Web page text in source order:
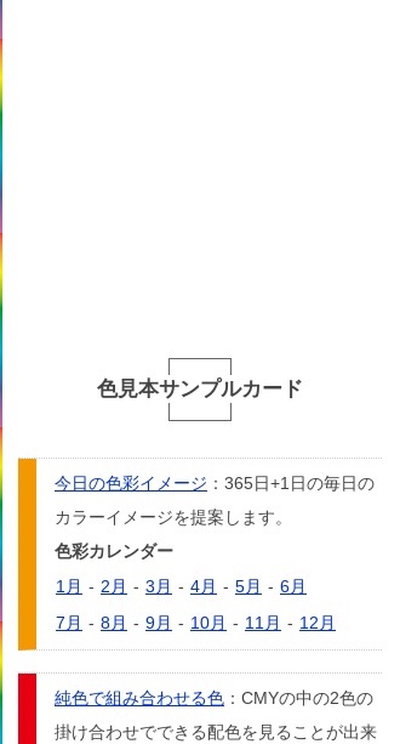
色見本サンプルカード
今日の色彩イメージ ：365日+1日の毎日の
カラーイメージを提案します。
色彩カレンダー
1月 - 2月 - 3月 - 4月 - 5月 - 6月
7月 - 8月 - 9月 - 10月 - 11月 - 12月
純色で組み合わせる色 ：CMYの中の2色の
掛け合わせでできる配色を見ることが出来